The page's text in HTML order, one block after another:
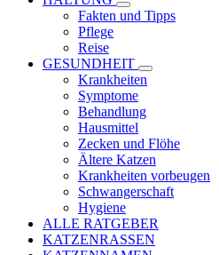
Fakten und Tipps
Pflege
Reise
GESUNDHEIT
Krankheiten
Symptome
Behandlung
Hausmittel
Zecken und Flöhe
Ältere Katzen
Krankheiten vorbeugen
Schwangerschaft
Hygiene
ALLE RATGEBER
KATZENRASSEN